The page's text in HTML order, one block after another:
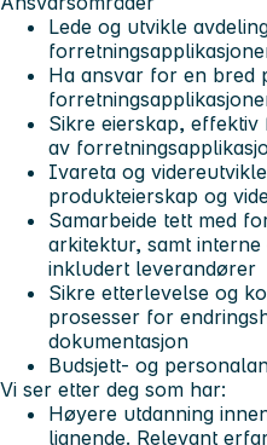
Lede og utvikle
Ha ansvar for en bred
Sikre eierskap,
av
Ivareta og
produkteierskap og
Samarbeide tett med
arkitektur, samt
inkludert leverandører
Sikre etterlevelse og
prosesser for
dokumentasjon
Budsjett- og
Vi ser etter deg som har:
Høyere utdanning
lignende. Relevant